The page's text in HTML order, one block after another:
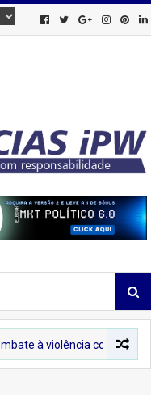
contra a mulher ao